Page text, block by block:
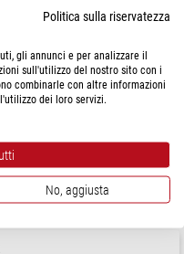
1-2 settimane
SP50 UFO
in 1-2 settimane
Politica sulla riservatezza
gli annunci e per analizzare il
sull'utilizzo del nostro sito con i
combinarle con altre informazioni
dei loro servizi.
No, aggiusta